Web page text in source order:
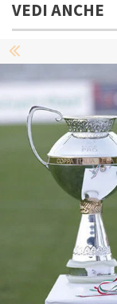
VEDI ANCHE